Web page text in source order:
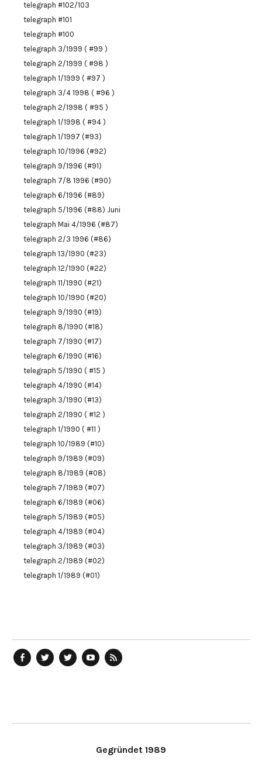
telegraph #102/103
telegraph #101
telegraph #100
telegraph 3/1999 ( #99 )
telegraph 2/1999 ( #98 )
telegraph 1/1999 ( #97 )
telegraph 3/4 1998 ( #96 )
telegraph 2/1998 ( #95 )
telegraph 1/1998 ( #94 )
telegraph 1/1997 (#93)
telegraph 10/1996 (#92)
telegraph 9/1996 (#91)
telegraph 7/8 1996 (#90)
telegraph 6/1996 (#89)
telegraph 5/1996 (#88) Juni
telegraph Mai 4/1996 (#87)
telegraph 2/3 1996 (#86)
telegraph 13/1990 (#23)
telegraph 12/1990 (#22)
telegraph 11/1990 (#21)
telegraph 10/1990 (#20)
telegraph 9/1990 (#19)
telegraph 8/1990 (#18)
telegraph 7/1990 (#17)
telegraph 6/1990 (#16)
telegraph 5/1990 ( #15 )
telegraph 4/1990 (#14)
telegraph 3/1990 (#13)
telegraph 2/1990 ( #12 )
telegraph 1/1990 ( #11 )
telegraph 10/1989 (#10)
telegraph 9/1989 (#09)
telegraph 8/1989 (#08)
telegraph 7/1989 (#07)
telegraph 6/1989 (#06)
telegraph 5/1989 (#05)
telegraph 4/1989 (#04)
telegraph 3/1989 (#03)
telegraph 2/1989 (#02)
telegraph 1/1989 (#01)
Gegründet 1989